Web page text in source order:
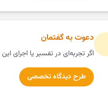
دعوت به گفتمان
اگر تجربه‌ای در تفسیر یا اجرای
طرح دیدگاه تخصصی